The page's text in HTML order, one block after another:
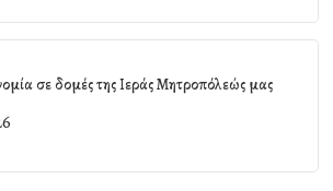
σε δομές της Ιεράς Μητροπόλεώς μας